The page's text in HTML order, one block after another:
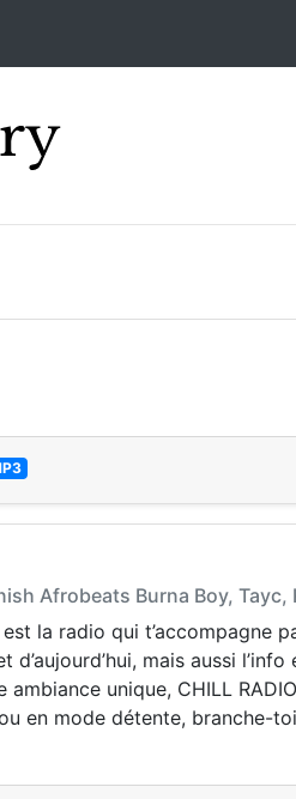
Afrobeats Burna Boy, Tayc,
est la radio qui
mais aussi
unique, CHILL
en mode détente, branche-